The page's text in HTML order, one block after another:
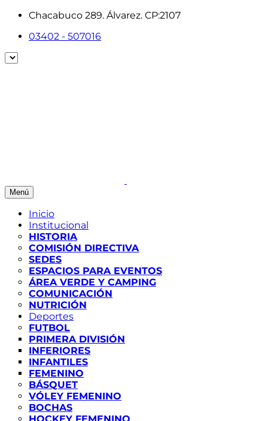
Chacabuco 289. Álvarez. CP:2107
03402 - 507016
Menú
Inicio
Institucional
HISTORIA
COMISIÓN DIRECTIVA
SEDES
ESPACIOS PARA EVENTOS
ÁREA VERDE Y CAMPING
COMUNICACIÓN
NUTRICIÓN
Deportes
FUTBOL
PRIMERA DIVISIÓN
INFERIORES
INFANTILES
FEMENINO
BÁSQUET
VÓLEY FEMENINO
BOCHAS